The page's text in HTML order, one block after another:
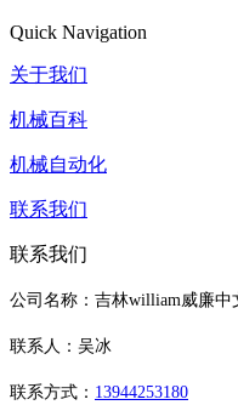
Quick Navigation
关于我们
机械百科
机械自动化
联系我们
联系我们
公司名称：吉林william威廉中
联系人：吴冰
联系方式： 13944253180